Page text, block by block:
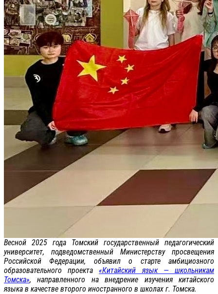
Весной 2025 года Томский государственный педагогический
университет, подведомственный Министерству просвещения
Российской Федерации, объявил о старте амбициозного
образовательного проекта«Китайский язык — школьникам
Томска», направленного на внедрение изучения китайского
языка в качестве второго иностранного в школах г. Томска.